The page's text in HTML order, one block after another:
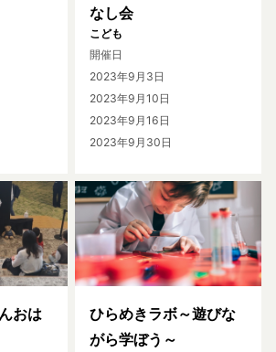
なし会
こども
開催日
2023年9月3日
2023年9月10日
2023年9月16日
2023年9月30日
おは
ひらめきラボ～遊びな
がら学ぼう～